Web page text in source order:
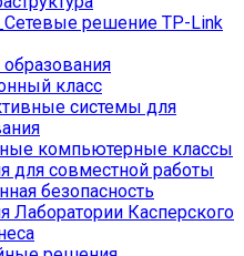
Сетевые решение TP-Link
класс
системы для
компьютерные классы
для совместной работы
безопасность
Лаборатории Касперского